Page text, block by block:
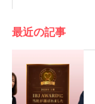
最近の記事